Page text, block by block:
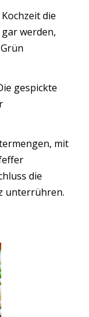
die
werden,
gespickte
mit
die
unterrühren.